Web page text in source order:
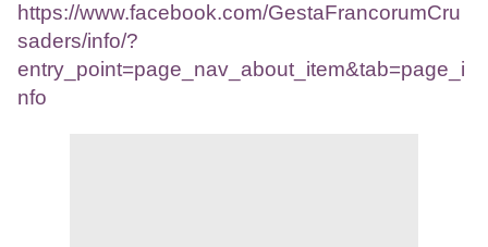
https://www.facebook.com/GestaFrancorumCru
saders/info/?
entry_point=page_nav_about_item&tab=page_i
nfo